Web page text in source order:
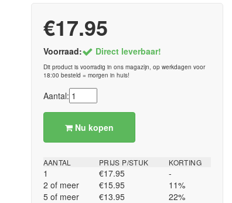
€17.95
Voorraad: Direct leverbaar!
Dit product is voorradig in ons magazijn, op werkdagen voor
18:00 besteld = morgen in huis!
Aantal:
Nu kopen
AANTAL
1
2 of meer
5 of meer
PRIJS P/STUK
€17.95
€15.95
€13.95
KORTING
-
11%
22%